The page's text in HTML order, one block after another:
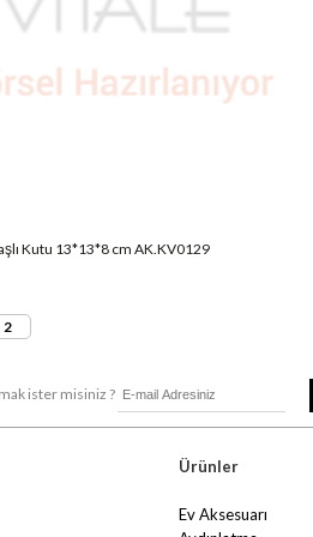
Kutu 13*13*8 cm AK.KV0129
2
ister misiniz ?
Ürünler
Ev Aksesuarı